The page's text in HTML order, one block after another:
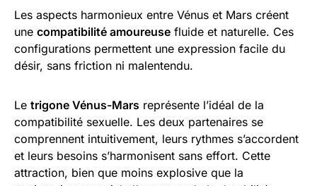
Les aspects harmonieux entre Vénus et Mars créent
une compatibilité amoureuse fluide et naturelle. Ces
configurations permettent une expression facile du
désir, sans friction ni malentendu.
Le trigone Vénus-Mars représente l’idéal de la
compatibilité sexuelle. Les deux partenaires se
comprennent intuitivement, leurs rythmes s’accordent
et leurs besoins s’harmonisent sans effort. Cette
attraction, bien que moins explosive que la